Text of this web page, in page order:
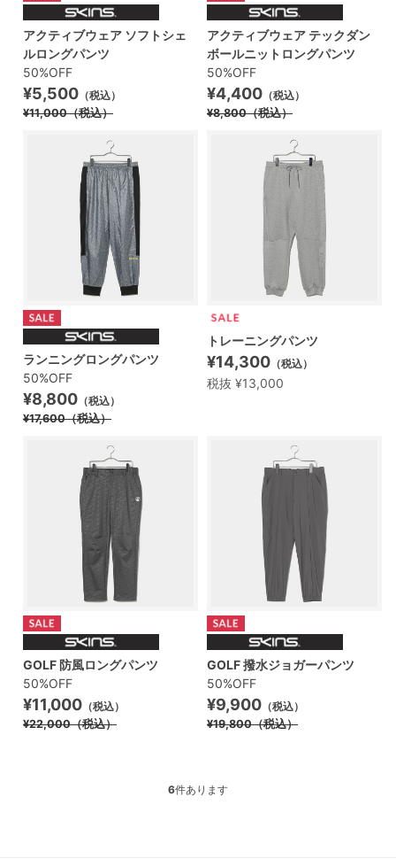
アクティブウェア ソフトシェ
ルロングパンツ
50%OFF
¥5,500 （税込）
¥11,000（税込）
アクティブウェア テックダン
ボールニットロングパンツ
50%OFF
¥4,400 （税込）
¥8,800（税込）
ランニングロングパンツ
50%OFF
¥8,800 （税込）
¥17,600（税込）
トレーニングパンツ
¥14,300 （税込）
税抜 ¥13,000
GOLF 防風ロングパンツ
50%OFF
¥11,000 （税込）
¥22,000（税込）
GOLF 撥水ジョガーパンツ
50%OFF
¥9,900 （税込）
¥19,800（税込）
6件あります